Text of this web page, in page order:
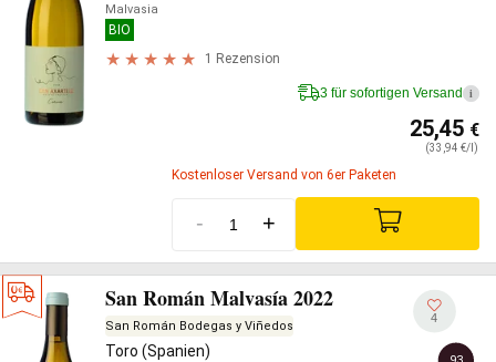
Malvasia
BIO
1 Rezension
3 für sofortigen Versand i
25,45 €
(33,94 €/l)
Kostenloser Versand von 6er Paketen
- +
San Román Malvasía 2022
San Román Bodegas y Viñedos
Toro (Spanien)
4